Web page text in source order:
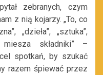
zebranych, czym
z nią kojarzy. „To, co
„dzieła”, „sztuka”,
składniki” –
spotkań, by szukać
razem śpiewać przez